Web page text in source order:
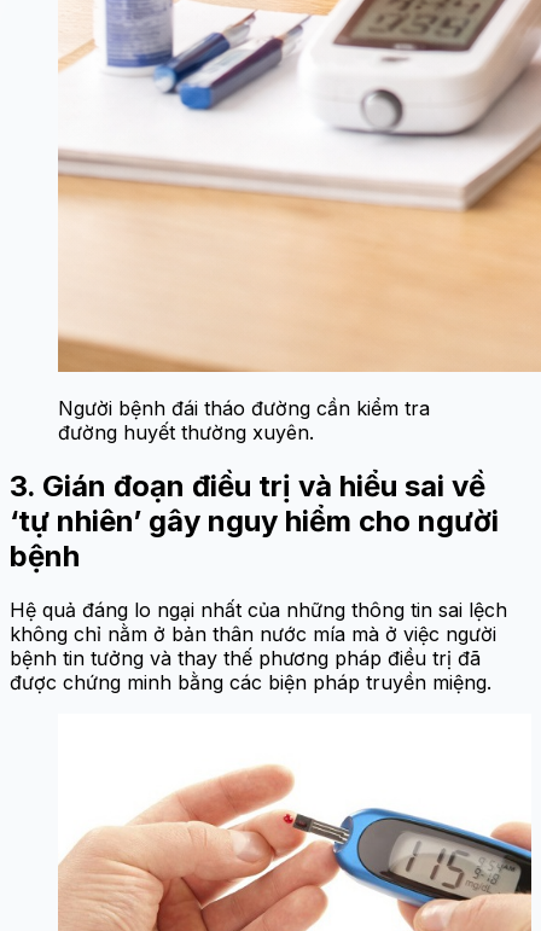
Người bệnh đái tháo đường cần kiểm tra
đường huyết thường xuyên.
3. Gián đoạn điều trị và hiểu sai về
‘tự nhiên’ gây nguy hiểm cho người
bệnh
Hệ quả đáng lo ngại nhất của những thông tin sai lệch
không chỉ nằm ở bản thân nước mía mà ở việc người
bệnh tin tưởng và thay thế phương pháp điều trị đã
được chứng minh bằng các biện pháp truyền miệng.